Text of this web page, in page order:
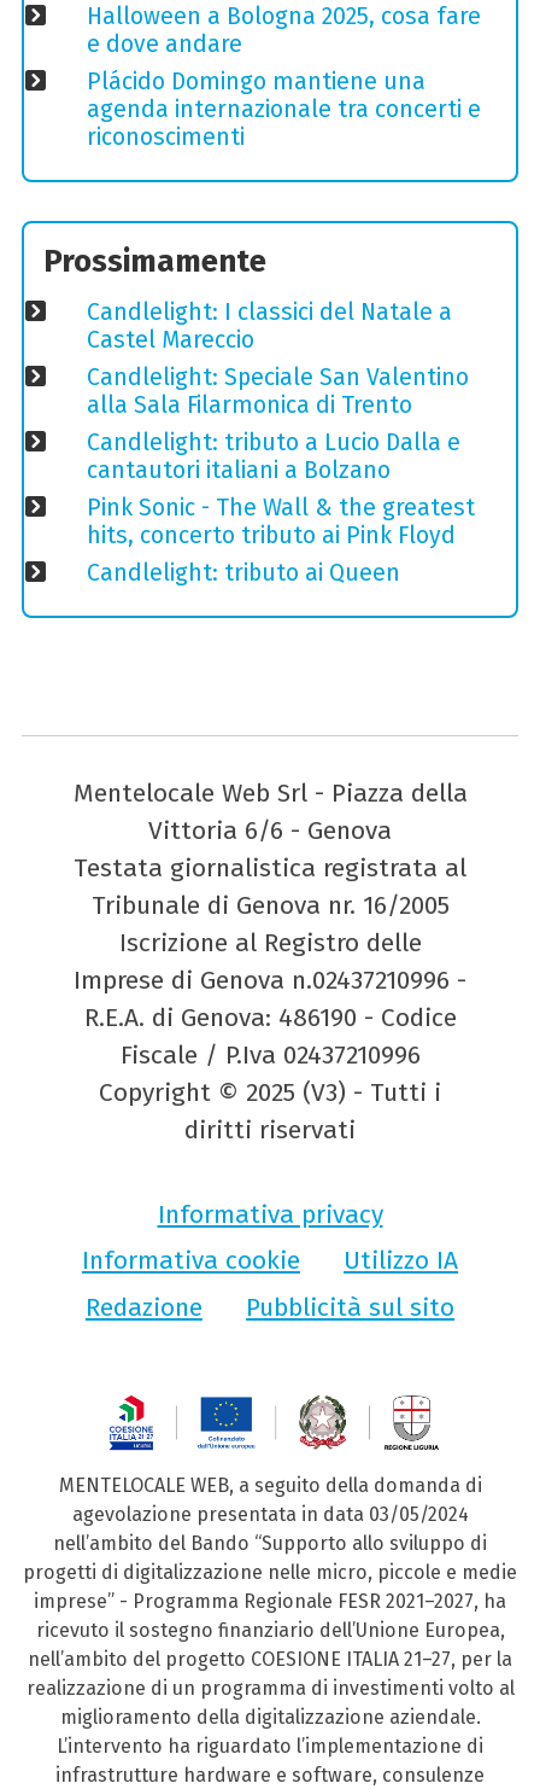
Halloween a Bologna 2025, cosa fare
e dove andare
Plácido Domingo mantiene una
agenda internazionale tra concerti e
riconoscimenti
Prossimamente
Candlelight: I classici del Natale a
Castel Mareccio
Candlelight: Speciale San Valentino
alla Sala Filarmonica di Trento
Candlelight: tributo a Lucio Dalla e
cantautori italiani a Bolzano
Pink Sonic - The Wall & the greatest
hits, concerto tributo ai Pink Floyd
Candlelight: tributo ai Queen
Mentelocale Web Srl - Piazza della
Vittoria 6/6 - Genova
Testata giornalistica registrata al
Tribunale di Genova nr. 16/2005
Iscrizione al Registro delle
Imprese di Genova n.02437210996 -
R.E.A. di Genova: 486190 - Codice
Fiscale / P.Iva 02437210996
Copyright © 2025 (V3) - Tutti i
diritti riservati
Informativa privacy
Informativa cookie
Utilizzo IA
Redazione
Pubblicità sul sito
MENTELOCALE WEB, a seguito della domanda di
agevolazione presentata in data 03/05/2024
nell’ambito del Bando “Supporto allo sviluppo di
progetti di digitalizzazione nelle micro, piccole e medie
imprese” - Programma Regionale FESR 2021–2027, ha
ricevuto il sostegno finanziario dell’Unione Europea,
nell’ambito del progetto COESIONE ITALIA 21–27, per la
realizzazione di un programma di investimenti volto al
miglioramento della digitalizzazione aziendale.
L’intervento ha riguardato l’implementazione di
infrastrutture hardware e software, consulenze